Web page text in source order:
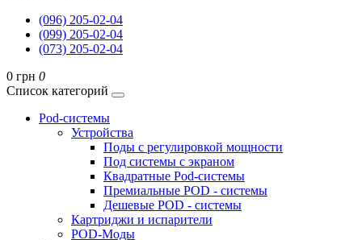
(096) 205-02-04
(099) 205-02-04
(073) 205-02-04
0 грн 0
Список категорий
Pod-системы
Устройства
Поды с регулировкой мощности
Под системы с экраном
Квадратные Pod-системы
Премиальные POD - системы
Дешевые POD - системы
Картриджи и испарители
POD-Моды